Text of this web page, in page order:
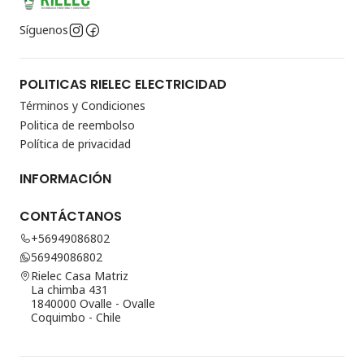
Síguenos
POLITICAS RIELEC ELECTRICIDAD
Términos y Condiciones
Politica de reembolso
Política de privacidad
INFORMACIÓN
CONTÁCTANOS
+56949086802
56949086802
Rielec Casa Matriz
La chimba 431
1840000 Ovalle - Ovalle
Coquimbo - Chile